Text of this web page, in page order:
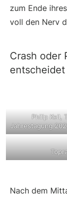
zum Ende
voll den Nerv
Crash oder
entscheidet
Philip Keil,
Jahrestagung
Nach dem